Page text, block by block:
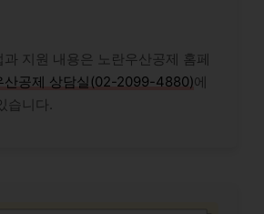
지원 내용은 노란우산공제 홈페
산공제 상담실(02-2099-4880)에
습니다.